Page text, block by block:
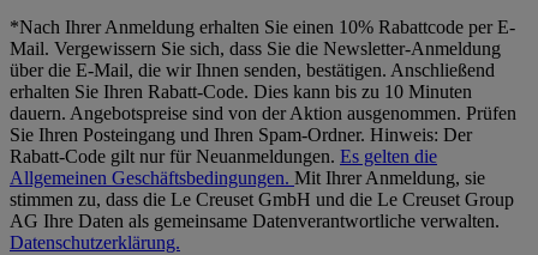
*Nach Ihrer Anmeldung erhalten Sie einen 10% Rabattcode per E-
Mail. Vergewissern Sie sich, dass Sie die Newsletter-Anmeldung
über die E-Mail, die wir Ihnen senden, bestätigen. Anschließend
erhalten Sie Ihren Rabatt-Code. Dies kann bis zu 10 Minuten
dauern. Angebotspreise sind von der Aktion ausgenommen. Prüfen
Sie Ihren Posteingang und Ihren Spam-Ordner. Hinweis: Der
Rabatt-Code gilt nur für Neuanmeldungen. Es gelten die
Allgemeinen Geschäftsbedingungen. Mit Ihrer Anmeldung, sie
stimmen zu, dass die Le Creuset GmbH und die Le Creuset Group
AG Ihre Daten als gemeinsame Datenverantwortliche verwalten.
Datenschutzerklärung.